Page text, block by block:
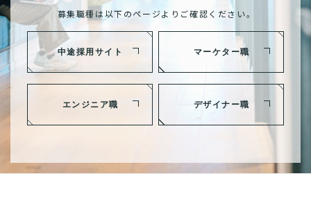
募集職種は以下のページよりご確認ください。
中途採用サイト マーケター職
エンジニア職 デザイナー職